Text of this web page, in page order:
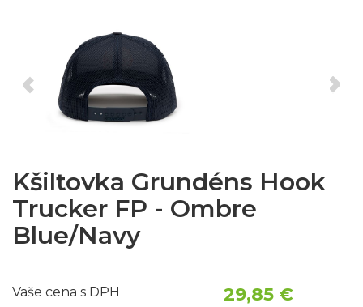
Kšiltovka Grundéns Hook
Trucker FP - Ombre
Blue/Navy
Vaše cena s DPH 29,85 €